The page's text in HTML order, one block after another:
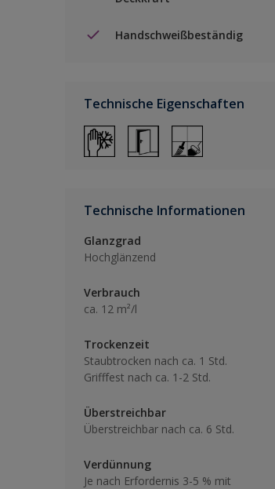
Handschweißbeständig
Technische Eigenschaften
Technische Informationen
Glanzgrad
Hochglänzend
Verbrauch
ca. 12 m²/l
Trockenzeit
Staubtrocken nach ca. 1 Std.
Grifffest nach ca. 1-2 Std.
Überstreichbar
Überstreichbar nach ca. 6 Std.
Verdünnung
Je nach Erfordernis 3-5 % mit